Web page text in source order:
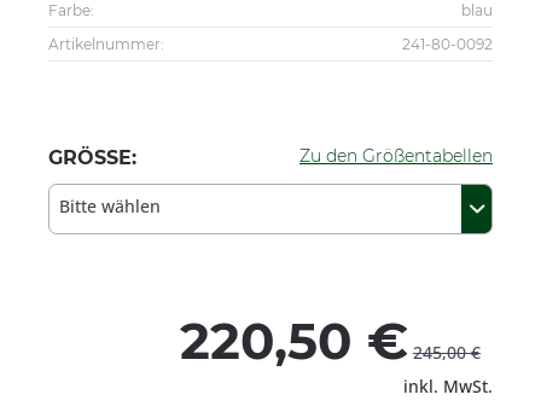
Farbe:
blau
Artikelnummer:
241-80-0092
GRÖSSE: Zu den Größentabellen
Bitte wählen
220,50 € 245,00 €
inkl. MwSt.